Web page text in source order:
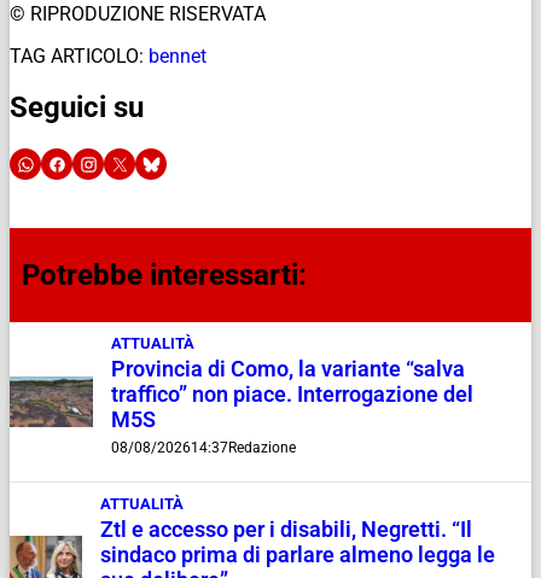
© RIPRODUZIONE RISERVATA
TAG ARTICOLO: bennet
Seguici su
Potrebbe interessarti:
ATTUALITÀ
Provincia di Como, la variante “salva
traffico” non piace. Interrogazione del
M5S
08/08/202614:37Redazione
ATTUALITÀ
Ztl e accesso per i disabili, Negretti. “Il
sindaco prima di parlare almeno legga le